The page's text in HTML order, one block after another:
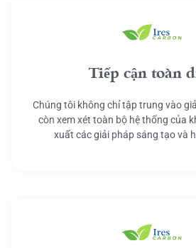
Tiếp cận toàn
Chúng tôi không chỉ tập trung vào
còn xem xét toàn bộ hệ thống của
xuất các giải pháp sáng tạo và